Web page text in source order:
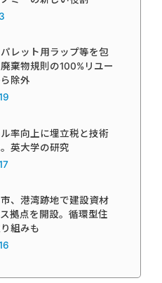
レット用ラップ等を包
棄物規則の100%リユー
除外
率向上に埋立税と技術
英大学の研究
、港湾跡地で建設資材
拠点を開設。循環型住
組みも